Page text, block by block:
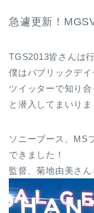
急遽更新！
TGS2013皆さんは
僕はパブリックデイ
ツイッターで知り
と潜入してまいりま
ソニーブース、MS
できました！
監督、菊地由美さ